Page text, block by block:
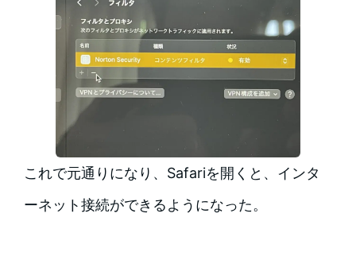
これで元通りになり、Safariを開くと、インタ
ーネット接続ができるようになった。